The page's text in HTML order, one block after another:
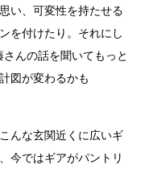
い、可変性を持たせる
を付けたり。それにし
んの話を聞いてもっと
図が変わるかも
んな玄関近くに広いギ
今ではギアがパントリ